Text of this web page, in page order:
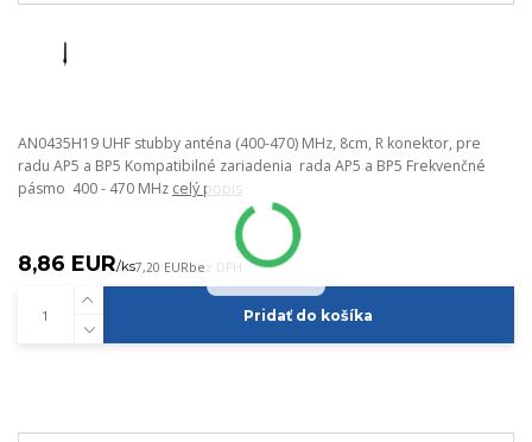
AN0435H19 UHF stubby anténa (400-470) MHz, 8cm, R konektor, pre
radu AP5 a BP5 Kompatibilné zariadenia rada AP5 a BP5 Frekvenčné
pásmo 400 - 470 MHz celý popis
8,86 EUR/ks7,20 EURbez DPH
Pridať do košíka